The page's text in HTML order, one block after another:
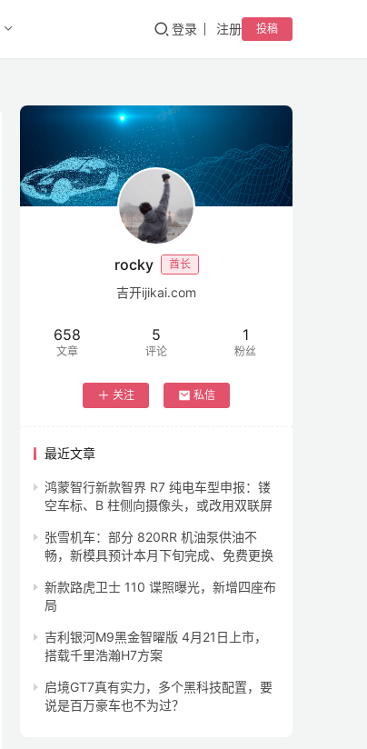
登录 注册 投稿
rocky 酋长
吉开ijikai.com
658
文章
5
评论
1
粉丝
关注 私信
最近文章
鸿蒙智行新款智界 R7 纯电车型申报：镂
空车标、B 柱侧向摄像头，或改用双联屏
张雪机车：部分 820RR 机油泵供油不
畅，新模具预计本月下旬完成、免费更换
新款路虎卫士 110 谍照曝光，新增四座布
局
吉利银河M9黑金智曜版 4月21日上市，
搭载千里浩瀚H7方案
启境GT7真有实力，多个黑科技配置，要
说是百万豪车也不为过？